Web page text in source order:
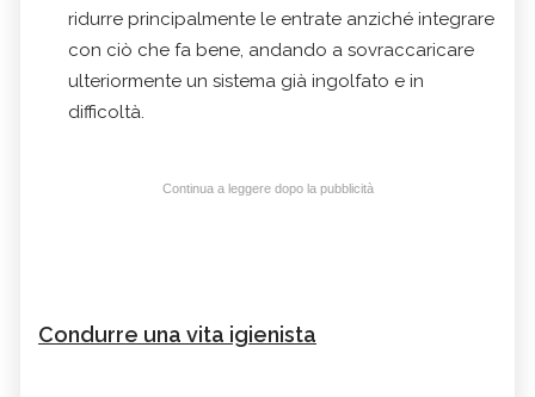
ridurre principalmente le entrate anziché integrare
con ciò che fa bene, andando a sovraccaricare
ulteriormente un sistema già ingolfato e in
difficoltà.
Continua a leggere dopo la pubblicità
Condurre una vita igienista